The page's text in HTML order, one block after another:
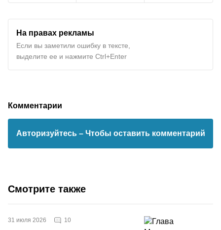
На правах рекламы
Если вы заметили ошибку в тексте,
выделите ее и нажмите Ctrl+Enter
Комментарии
Авторизуйтесь – Чтобы оставить комментарий
Смотрите также
31 июля 2026 10